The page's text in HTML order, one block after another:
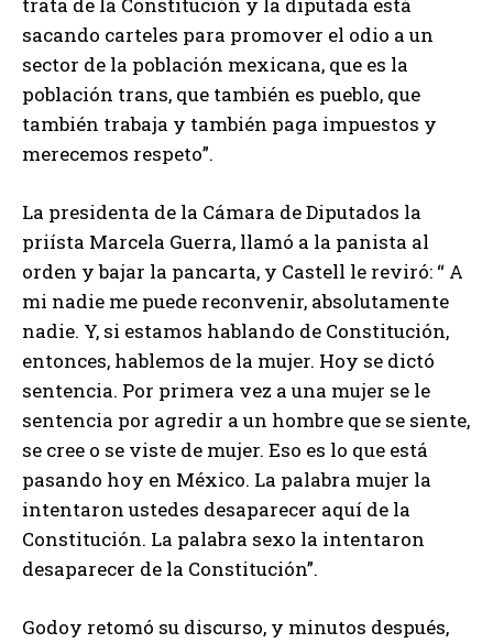
trata de la Constitución y la diputada está
sacando carteles para promover el odio a un
sector de la población mexicana, que es la
población trans, que también es pueblo, que
también trabaja y también paga impuestos y
merecemos respeto”.
La presidenta de la Cámara de Diputados la
priísta Marcela Guerra, llamó a la panista al
orden y bajar la pancarta, y Castell le reviró: “ A
mi nadie me puede reconvenir, absolutamente
nadie. Y, si estamos hablando de Constitución,
entonces, hablemos de la mujer. Hoy se dictó
sentencia. Por primera vez a una mujer se le
sentencia por agredir a un hombre que se siente,
se cree o se viste de mujer. Eso es lo que está
pasando hoy en México. La palabra mujer la
intentaron ustedes desaparecer aquí de la
Constitución. La palabra sexo la intentaron
desaparecer de la Constitución”.
Godoy retomó su discurso, y minutos después,